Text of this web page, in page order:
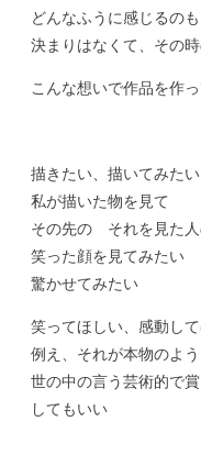
どんなふうに感じるのも
決まりはなくて、その時
こんな想いで作品を作
描きたい、描いてみたい
私が描いた物を見て
その先の それを見た
笑った顔を見てみたい
驚かせてみたい
笑ってほしい、感動し
例え、それが本物のよ
世の中の言う芸術的で
してもいい